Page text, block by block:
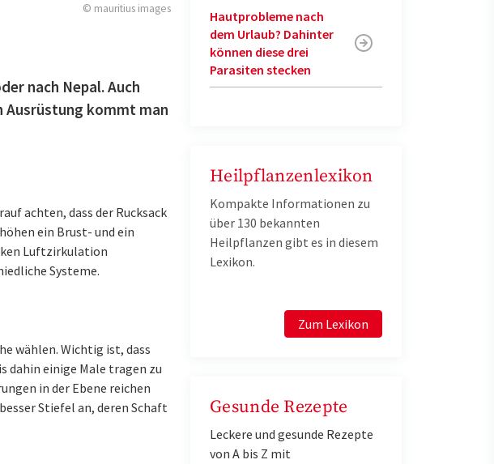
© mauritius images
nach Nepal. Auch
Ausrüstung kommt man
achten, dass der Rucksack
ein Brust- und ein
Luftzirkulation
Systeme.
wählen. Wichtig ist, dass
dahin einige Male tragen zu
in der Ebene reichen
Stiefel an, deren Schaft
Hautprobleme nach
dem Urlaub? Dahinter
können diese drei
Parasiten stecken
Heilpflanzenlexikon
Kompakte Informationen zu
über 130 bekannten
Heilpflanzen gibt es in diesem
Lexikon.
Zum Lexikon
Gesunde Rezepte
Leckere und gesunde Rezepte
von A bis Z mit